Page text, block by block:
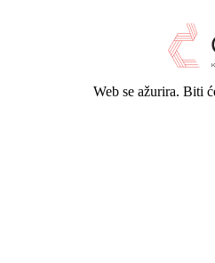
Web se ažurira. Biti